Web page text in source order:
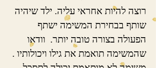
רוצה להיות אחראי עליה. ילד שיהיה
שותף בבחירת המשימה ישתף
הפעולה בצורה טובה יותר. וודאו
שהמשימה תואמת את גילו ויכולותיו .